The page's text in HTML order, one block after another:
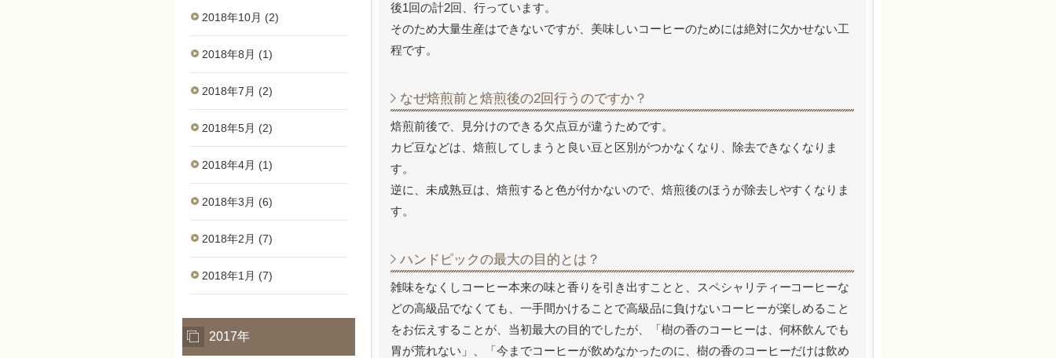
後1回の計2回、行っています。
そのため大量生産はできないですが、美味しいコーヒーのためには絶対に欠かせない工
程です。
なぜ焙煎前と焙煎後の2回行うのですか？
焙煎前後で、見分けのできる欠点豆が違うためです。
カビ豆などは、焙煎してしまうと良い豆と区別がつかなくなり、除去できなくなりま
す。
逆に、未成熟豆は、焙煎すると色が付かないので、焙煎後のほうが除去しやすくなりま
す。
ハンドピックの最大の目的とは？
雑味をなくしコーヒー本来の味と香りを引き出すことと、スペシャリティーコーヒーな
どの高級品でなくても、一手間かけることで高級品に負けないコーヒーが楽しめること
をお伝えすることが、当初最大の目的でしたが、「樹の香のコーヒーは、何杯飲んでも
胃が荒れない」、「今までコーヒーが飲めなかったのに、樹の香のコーヒーだけは飲め
2018年10月 (2)
2018年8月 (1)
2018年7月 (2)
2018年5月 (2)
2018年4月 (1)
2018年3月 (6)
2018年2月 (7)
2018年1月 (7)
2017年